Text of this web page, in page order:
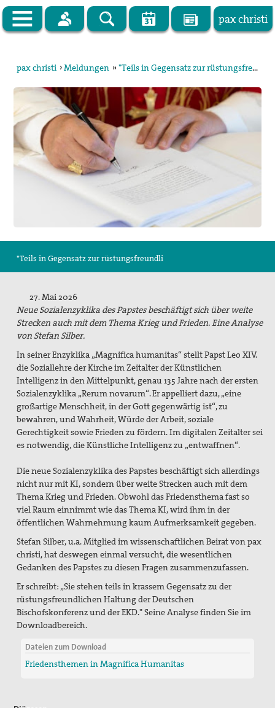
pax christi
Themen
Kampagnen
Publikationen
Impressum
pax christi ›Meldungen »"Teils in Gegensatz zur rüstungsfreundlichen Haltung der Deutschen Kirchen
"Teils in Gegensatz zur rüstungsfreundli
27. Mai 2026
Neue Sozialenzyklika des Papstes beschäftigt sich über weite
Strecken auch mit dem Thema Krieg und Frieden. Eine Analyse
von Stefan Silber.
In seiner Enzyklika „Magnifica humanitas“ stellt Papst Leo XIV.
die Soziallehre der Kirche im Zeitalter der Künstlichen
Intelligenz in den Mittelpunkt, genau 135 Jahre nach der ersten
Sozialenzyklika „Rerum novarum“. Er appelliert dazu, „eine
großartige Menschheit, in der Gott gegenwärtig ist“, zu
bewahren, und Wahrheit, Würde der Arbeit, soziale
Gerechtigkeit sowie Frieden zu fördern. Im digitalen Zeitalter sei
es notwendig, die Künstliche Intelligenz zu „entwaffnen“.
Die neue Sozialenzyklika des Papstes beschäftigt sich allerdings
nicht nur mit KI, sondern über weite Strecken auch mit dem
Thema Krieg und Frieden. Obwohl das Friedensthema fast so
viel Raum einnimmt wie das Thema KI, wird ihm in der
öffentlichen Wahrnehmung kaum Aufmerksamkeit gegeben.
Stefan Silber, u.a. Mitglied im wissenschaftlichen Beirat von pax
christi, hat deswegen einmal versucht, die wesentlichen
Gedanken des Papstes zu diesen Fragen zusammenzufassen.
Er schreibt: „Sie stehen teils in krassem Gegensatz zu der
rüstungsfreundlichen Haltung der Deutschen
Bischofskonferenz und der EKD." Seine Analyse finden Sie im
Downloadbereich.
Dateien zum Download
Friedensthemen in Magnifica Humanitas